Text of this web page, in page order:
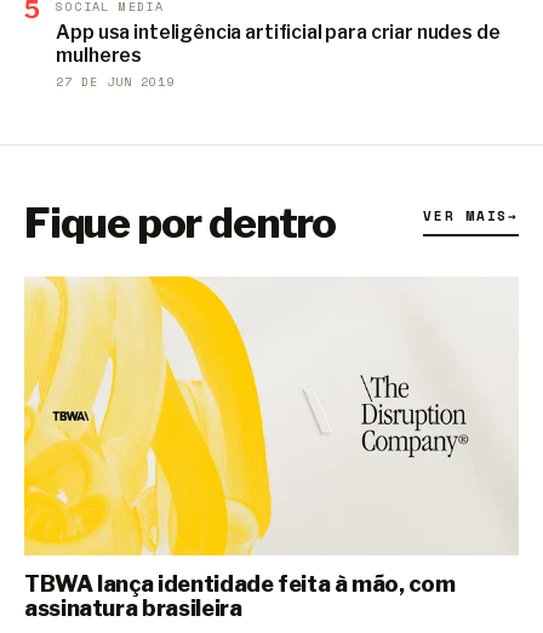
5 SOCIAL MEDIA
App usa inteligência artificial para criar nudes de
mulheres
27 DE JUN 2019
Fique por dentro VER MAIS→
TBWA lança identidade feita à mão, com
assinatura brasileira